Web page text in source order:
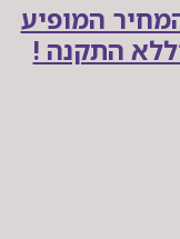
המופיע
התקנה !